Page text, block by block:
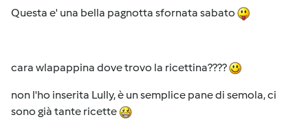
Questa e' una bella pagnotta sfornata sabato
cara wlapappina dove trovo la ricettina????
non l'ho inserita Lully, è un semplice pane di semola, ci
sono già tante ricette